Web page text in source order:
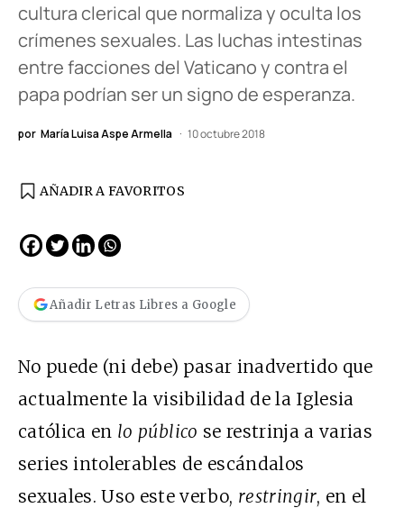
cultura clerical que normaliza y oculta los
crímenes sexuales. Las luchas intestinas
entre facciones del Vaticano y contra el
papa podrían ser un signo de esperanza.
por María Luisa Aspe Armella 10 octubre 2018
AÑADIR A FAVORITOS
Añadir Letras Libres a Google
No puede (ni debe) pasar inadvertido que
actualmente la visibilidad de la Iglesia
católica en lo público se restrinja a varias
series intolerables de escándalos
sexuales. Uso este verbo, restringir, en el